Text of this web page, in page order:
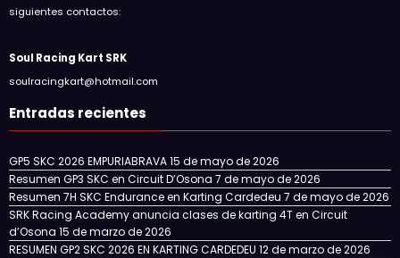
siguientes contactos:
Soul Racing Kart SRK
soulracingkart@hotmail.com
Entradas recientes
GP5 SKC 2026 EMPURIABRAVA15 de mayo de 2026
Resumen GP3 SKC en Circuit D’Osona 7 de mayo de 2026
Resumen 7H SKC Endurance en Karting Cardedeu 7 de mayo de 2026
SRK Racing Academy anuncia clases de karting 4T en Circuit
d’Osona 15 de marzo de 2026
RESUMEN GP2 SKC 2026 EN KARTING CARDEDEU 12 de marzo de 2026